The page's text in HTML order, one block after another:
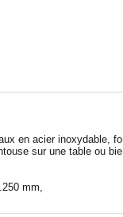
en acier inoxydable,
sur une table ou
mm,